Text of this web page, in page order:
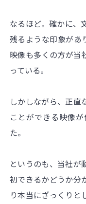
なるほど。確かに、
残るような印象があ
映像も多くの方が当
っている。
しかしながら、正直
ことができる映像
た。
というのも、当社が
初できるかどうか分
り本当にざっくりと